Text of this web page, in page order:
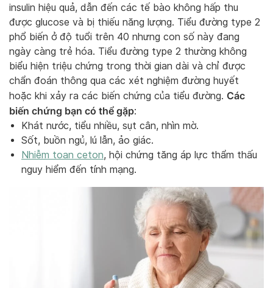
insulin hiệu quả, dẫn đến các tế bào không hấp thu
được glucose và bị thiếu năng lượng. Tiểu đường type 2
phổ biến ở độ tuổi trên 40 nhưng con số này đang
ngày càng trẻ hóa. Tiểu đường type 2 thường không
biểu hiện triệu chứng trong thời gian dài và chỉ được
chẩn đoán thông qua các xét nghiệm đường huyết
hoặc khi xảy ra các biến chứng của tiểu đường. Các
biến chứng bạn có thể gặp:
Khát nước, tiểu nhiều, sụt cân, nhìn mờ.
Sốt, buồn ngủ, lú lẫn, ảo giác.
Nhiễm toan ceton, hội chứng tăng áp lực thẩm thấu
nguy hiểm đến tính mạng.